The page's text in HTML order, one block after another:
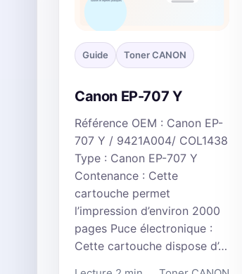
Guide Toner CANON
Canon EP-707 Y
Référence OEM : Canon EP-
707 Y / 9421A004/ COL1438
Type : Canon EP-707 Y
Contenance : Cette
cartouche permet
l’impression d’environ 2000
pages Puce électronique :
Cette cartouche dispose d’…